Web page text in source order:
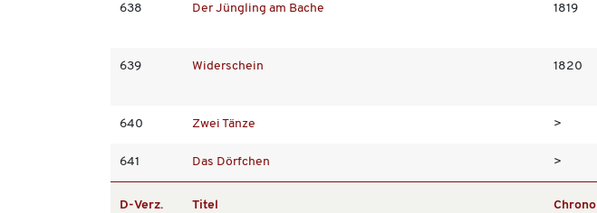
638 Der Jüngling am Bache 1819
639 Widerschein 1820
640 Zwei Tänze >
641 Das Dörfchen >
D-Verz. Titel Chrono